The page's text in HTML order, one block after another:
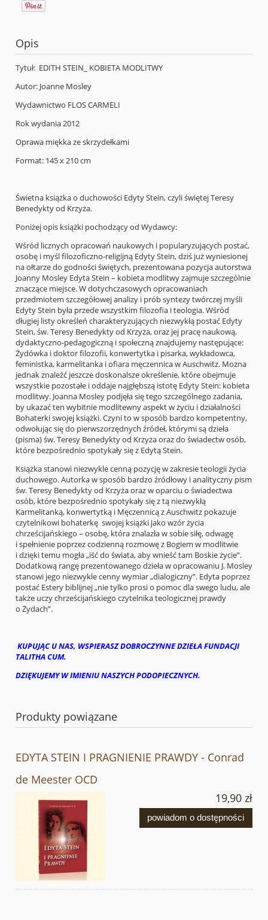
Opis
Tytuł: EDITH STEIN_ KOBIETA MODLITWY
Autor: Joanne Mosley
Wydawnictwo FLOS CARMELI
Rok wydania 2012
Oprawa miękka ze skrzydełkami
Format: 145 x 210 cm
Świetna książka o duchowości Edyty Stein, czyli świętej Teresy
Benedykty od Krzyża.
Poniżej opis książki pochodzący od Wydawcy:
Wśród licznych opracowań naukowych i popularyzujących postać,
osobę i myśl filozoficzno-religijną Edyty Stein, dziś już wyniesionej
na ołtarze do godności świętych, prezentowana pozycja autorstwa
Joanny Mosley Edyta Stein – kobieta modlitwy zajmuje szczególnie
znaczące miejsce. W dotychczasowych opracowaniach
przedmiotem szczegółowej analizy i prób syntezy twórczej myśli
Edyty Stein była przede wszystkim filozofia i teologia. Wśród
długiej listy określeń charakteryzujących niezwykłą postać Edyty
Stein, św. Teresy Benedykty od Krzyża, oraz jej pracę naukową,
dydaktyczno-pedagogiczną i społeczną znajdujemy następujące:
Żydówka i doktor filozofii, konwertytka i pisarka, wykładowca,
feministka, karmelitanka i ofiara męczennica w Auschwitz. Można
jednak znaleźć jeszcze doskonalsze określenie, które obejmuje
wszystkie pozostałe i oddaje najgłębszą istotę Edyty Stein: kobieta
modlitwy. Joanna Mosley podjęła się tego szczególnego zadania,
by ukazać ten wybitnie modlitewny aspekt w życiu i działalności
Bohaterki swojej książki. Czyni to w sposób bardzo kompetentny,
odwołując się do pierwszorzędnych źródeł, którymi są dzieła
(pisma) św. Teresy Benedykty od Krzyża oraz do świadectw osób,
które bezpośrednio spotykały się z Edytą Stein.
Książka stanowi niezwykle cenną pozycję w zakresie teologii życia
duchowego. Autorka w sposób bardzo źródłowy i analityczny pism
św. Teresy Benedykty od Krzyża oraz w oparciu o świadectwa
osób, które bezpośrednio spotykały się z tą niezwykłą
Karmelitanką, konwertytką i Męczennicą z Auschwitz pokazuje
czytelnikowi bohaterkę swojej książki jako wzór życia
chrześcijańskiego – osobę, która znalazła w sobie siłę, odwagę
i spełnienie poprzez codzienną rozmowę z Bogiem w modlitwie
i dzięki temu mogła „iść do świata, aby wnieść tam Boskie życie”.
Dodatkową rangę prezentowanego dzieła w opracowaniu J. Mosley
stanowi jego niezwykle cenny wymiar „dialogiczny”. Edyta poprzez
postać Estery biblijnej „nie tylko prosi o pomoc dla swego ludu, ale
także uczy chrześcijańskiego czytelnika teologicznej prawdy
o Żydach”.
KUPUJĄC U NAS, WSPIERASZ DOBROCZYNNE DZIEŁA FUNDACJI
TALITHA CUM.
DZIĘKUJEMY W IMIENIU NASZYCH PODOPIECZNYCH.
Produkty powiązane
EDYTA STEIN I PRAGNIENIE PRAWDY - Conrad
de Meester OCD
19,90 zł
powiadom o dostępności